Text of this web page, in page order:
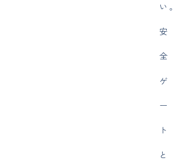
い
安
全
ゲ
ー
ト
と